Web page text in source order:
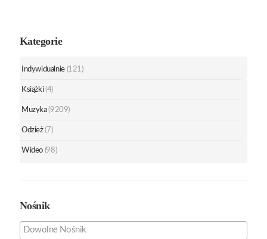
Kategorie
Indywidualnie (121)
Książki (4)
Muzyka (9209)
Odzież (7)
Wideo (98)
Nośnik